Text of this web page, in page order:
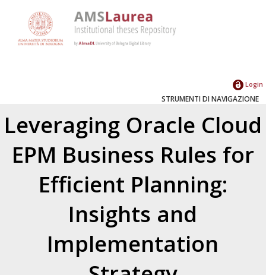
Login
STRUMENTI DI NAVIGAZIONE
Leveraging Oracle Cloud
EPM Business Rules for
Efficient Planning:
Insights and
Implementation